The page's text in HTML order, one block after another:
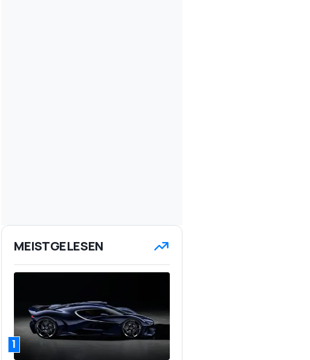
MEISTGELESEN
1